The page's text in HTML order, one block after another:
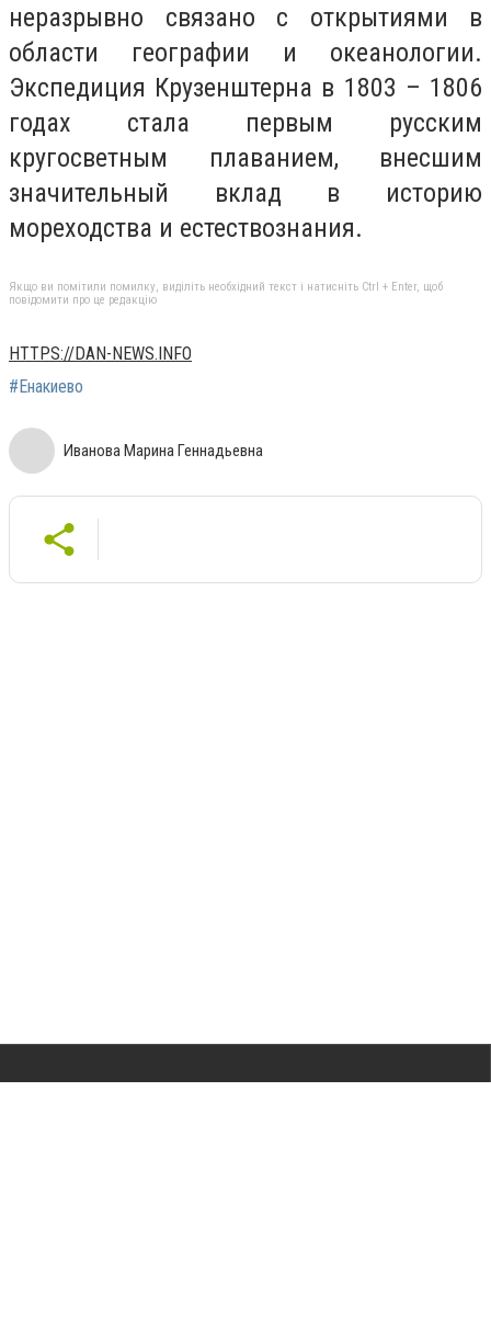
неразрывно связано с открытиями в
области географии и океанологии.
Экспедиция Крузенштерна в 1803 – 1806
годах стала первым русским
кругосветным плаванием, внесшим
значительный вклад в историю
мореходства и естествознания.
Якщо ви помітили помилку, виділіть необхідний текст і натисніть Ctrl + Enter, щоб
повідомити про це редакцію
HTTPS://DAN-NEWS.INFO
#Енакиево
Иванова Марина Геннадьевна